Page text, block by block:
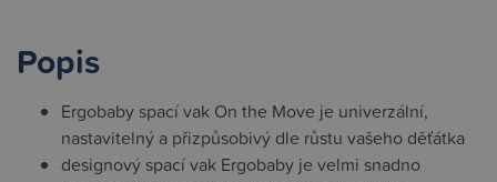
Popis
Ergobaby spací vak On the Move je univerzální,
nastavitelný a přizpůsobivý dle růstu vašeho děťátka
designový spací vak Ergobaby je velmi snadno